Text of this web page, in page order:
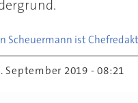
Scheuermann ist
4. September 2019 - 08:21